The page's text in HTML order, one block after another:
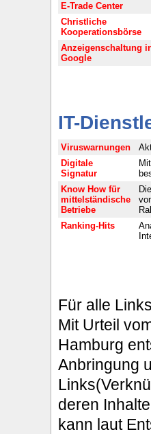
E-Trade Center
Christliche
Kooperationsbörse
Anzeigenschaltung
Google
IT-
Viruswarnungen
Digitale
Signatur
Know How für
mittelständische
Betriebe
Ranking-Hits
Für alle
Mit Urteil
Hamburg
Anbringung
deren
kann laut